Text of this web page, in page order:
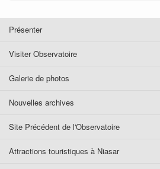
Présenter
Visiter Observatoire
Galerie de photos
Nouvelles archives
Site Précédent de l'Observatoire
Attractions touristiques à Niasar